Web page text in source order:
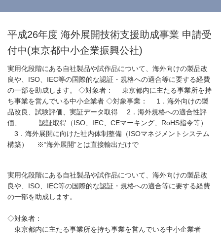
平成26年度 海外展開技術支援助成事業 申請受
付中(東京都中小企業振興公社)
実用化段階にある自社製品や試作品について、海外向けの製品改
良や、ISO、IEC等の国際的な認証・規格への適合等に要する経費
の一部を助成します。 ◇対象者： 東京都内に主たる事業所を持
ち事業を営んでいる中小企業者 ◇対象事業： 1．海外向けの製
品改良、試験評価、実証データ取得 2．海外規格への適合性評
価、 認証取得（ISO、IEC、CEマーキング、RoHS指令等）
3．海外展開に向けた社内体制整備（ISOマネジメントシステム
構築） ※“海外展開”とは直接輸出だけで
実用化段階にある自社製品や試作品について、海外向けの製品改
良や、ISO、IEC等の国際的な認証・規格への適合等に要する経費
の一部を助成します。
◇対象者：
東京都内に主たる事業所を持ち事業を営んでいる中小企業者